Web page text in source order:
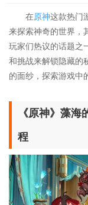
在原神这款热门
来探索神奇的世界，
玩家们热议的话题之
和挑战来解锁隐藏的
的面纱，探索游戏中
《原神》藻
程